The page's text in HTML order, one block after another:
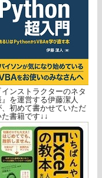
インストラクターのネタ
』を運営する伊藤潔人
、初めて書かせていただ
た書籍です↓↓